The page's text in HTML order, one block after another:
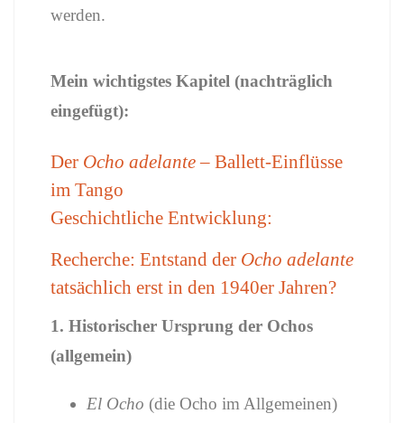
werden.
Mein wichtigstes Kapitel (nachträglich
eingefügt):
Der Ocho adelante– Ballett-Einflüsse
im Tango
Geschichtliche Entwicklung:
Recherche: Entstand der Ocho adelante
tatsächlich erst in den 1940er Jahren?
1. Historischer Ursprung der Ochos
(allgemein)
El Ocho (die Ocho im Allgemeinen)